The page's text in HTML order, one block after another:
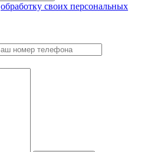
обработку своих персональных